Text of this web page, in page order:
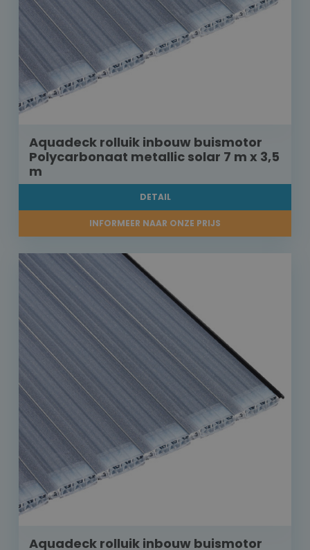
Aquadeck rolluik inbouw buismotor
Polycarbonaat metallic solar 7 m x 3,5
m
DETAIL
INFORMEER NAAR ONZE PRIJS
Aquadeck rolluik inbouw buismotor